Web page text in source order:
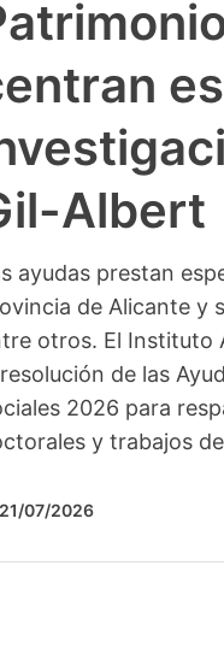
Albert
ayudas prestan
de Alicante y
otros. El Instituto
de las
2026 para
y trabajos
21/07/2026